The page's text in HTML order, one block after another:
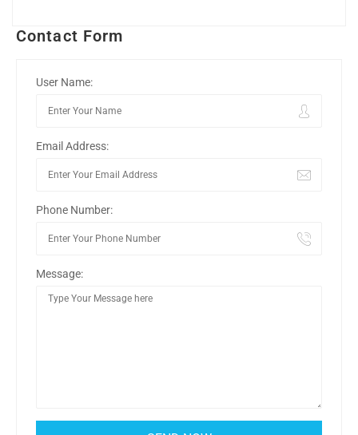
Contact Form
User Name:
Email Address:
Phone Number:
Message: